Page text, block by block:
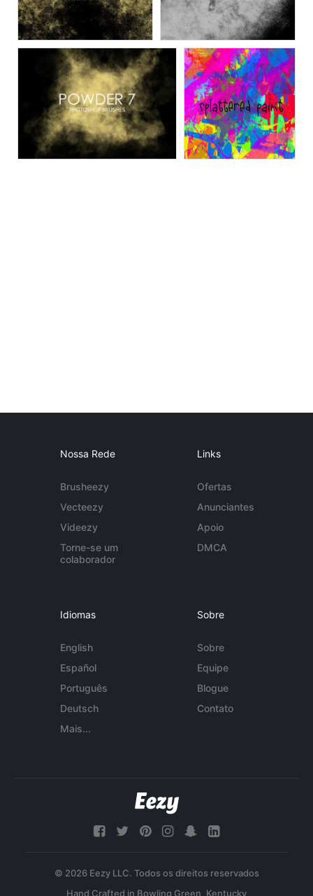
Nossa Rede
Brusheezy
Vecteezy
Videezy
Torne-se um
colaborador
Links
Ofertas
Anunciantes
Apoio
DMCA
Idiomas
English
Español
Português
Deutsch
Mais...
Sobre
Sobre
Equipe
Blogue
Contato
© 2026 Eezy LLC. Todos os direitos reservados